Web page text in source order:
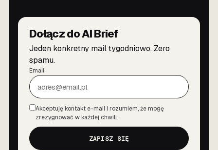
Dołącz do AI Brief
Jeden konkretny mail tygodniowo. Zero
spamu.
Email
Zgoda
Akceptuję kontakt e-mail i rozumiem, że mogę
zrezygnować w każdej chwili.
ZAPISZ SIĘ